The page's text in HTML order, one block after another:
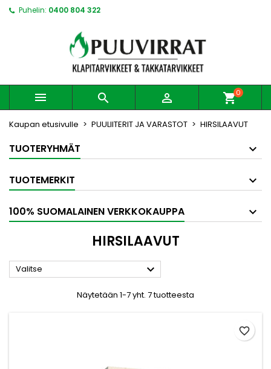
Puhelin: 0400 804 322
   shopping_cart0
Kaupan etusivulle PUULIITERIT JA VARASTOT HIRSILAAVUT
TUOTERYHMÄT
TUOTEMERKIT
100% SUOMALAINEN VERKKOKAUPPA
HIRSILAAVUT
Valitse 
Näytetään 1-7 yht. 7 tuotteesta
favorite_border